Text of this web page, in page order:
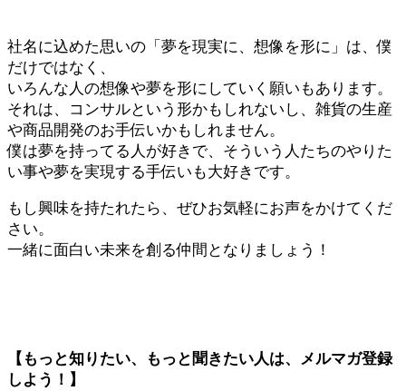
社名に込めた思いの「夢を現実に、想像を形に」は、僕
だけではなく、
いろんな人の想像や夢を形にしていく願いもあります。
それは、コンサルという形かもしれないし、雑貨の生産
や商品開発のお手伝いかもしれません。
僕は夢を持ってる人が好きで、そういう人たちのやりた
い事や夢を実現する手伝いも大好きです。
もし興味を持たれたら、ぜひお気軽にお声をかけてくだ
さい。
一緒に面白い未来を創る仲間となりましょう！
【もっと知りたい、もっと聞きたい人は、メルマガ登録
しよう！】